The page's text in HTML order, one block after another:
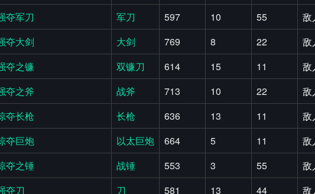
夺军刀
军刀 597 10 55
敌
夺大剑
大剑 769 8 22
敌
夺之镰
双镰刀 614 15 11
敌
夺之斧
战斧 713 10 22
敌
夺长枪
长枪 636 13 11
敌
夺巨炮
以太巨炮 664 5 11
敌
夺之锤
战锤 553 3 55
敌
夺刀
刀 581 13 44
敌